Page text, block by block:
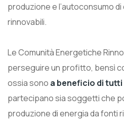
produzione e l’autoconsumo
rinnovabili.
Le Comunità Energetiche
perseguire un profitto, bensì
ossia sono a beneficio di tutti
partecipano sia soggetti che
produzione di energia da fonti